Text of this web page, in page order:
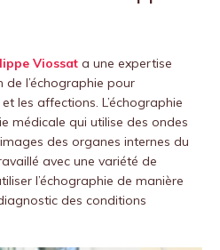
Viossat a une expertise
de l’échographie pour
les affections. L’échographie
médicale qui utilise des ondes
des organes internes du
avec une variété de
l’échographie de manière
des conditions